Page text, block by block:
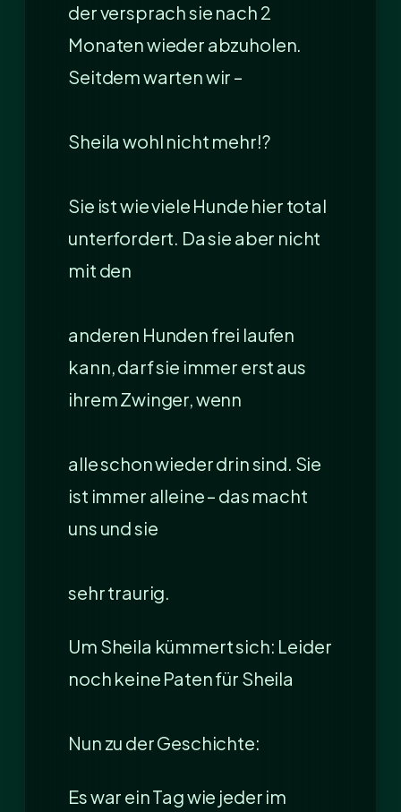
der versprach sie nach 2
Monaten wieder abzuholen.
Seitdem warten wir –
Sheila wohl nicht mehr!?
Sie ist wie viele Hunde hier total
unterfordert. Da sie aber nicht
mit den
anderen Hunden frei laufen
kann, darf sie immer erst aus
ihrem Zwinger, wenn
alle schon wieder drin sind. Sie
ist immer alleine – das macht
uns und sie
sehr traurig.
Um Sheila kümmert sich: Leider
noch keine Paten für Sheila
Nun zu der Geschichte:
Es war ein Tag wie jeder im